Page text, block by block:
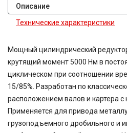
Описание
Технические характеристики
Мощный цилиндрический
крутящий момент 5000 Нм в
циклическом при соотношении
15/85%. Разработан по
расположением валов и картера с
Применяется для привода
грузоподъемного дробильного и